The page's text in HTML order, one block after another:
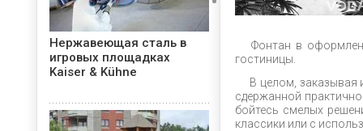
Фонтан в
гостиницы.
В целом, заказывая
сдержанной
бойтесь смелых
классики или с
Нержавеющая сталь в
игровых площадках
Kaiser & Kühne